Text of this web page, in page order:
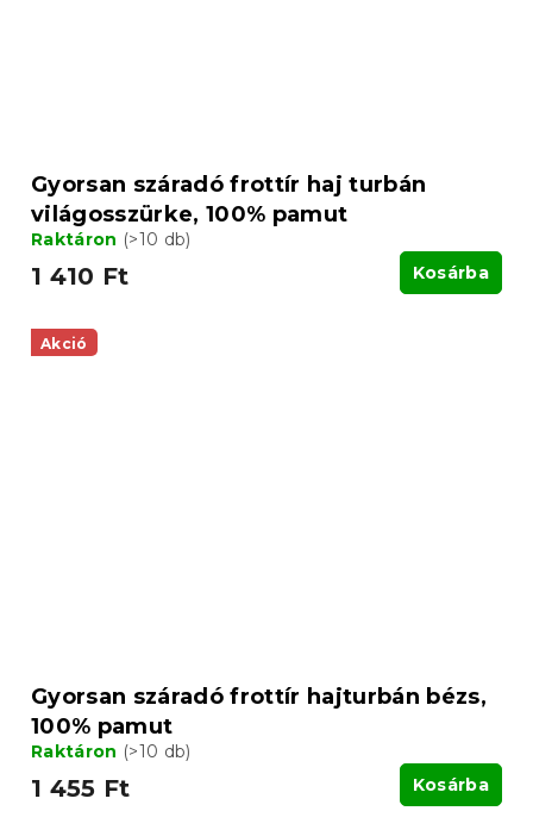
Gyorsan száradó frottír haj turbán
világosszürke, 100% pamut
Raktáron (>10 db)
1 410 Ft Kosárba
Akció
Gyorsan száradó frottír hajturbán bézs,
100% pamut
Raktáron (>10 db)
1 455 Ft Kosárba